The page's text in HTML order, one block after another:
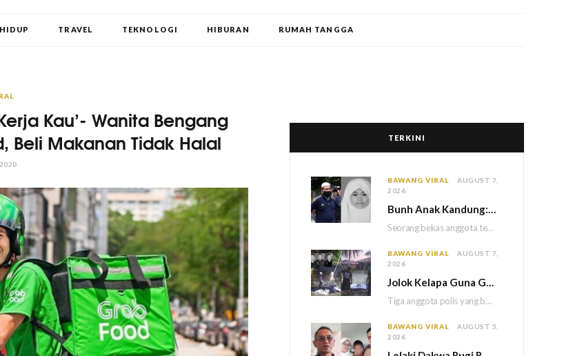
TRAVEL TEKNOLOGI HIBURAN RUMAH TANGGA
Kau’- Wanita Bengang
Beli Makanan Tidak Halal
TERKINI
BAWANG VIRAL
AUGUST 7,
2026
Bunh Anak Kandung: Bekas Anggota Tentera Terlepas Hukuman M
Seorang bekas anggota tentera terlepas daripada hukuman gantung selepas Mahkamah Persekutuan memutuskan untuk menggantikan hukuman…
BAWANG VIRAL
AUGUST 7,
2026
Jolok Kelapa Guna Galah Besi Berakhir Tragedi, Tiga Polis Maut Terkena Renjatan Elektrik
Tiga anggota polis yang bertugas di Balai Polis Weston maut selepas dipercayai terkena renjatan elektrik…
BAWANG VIRAL
AUGUST 5,
2026